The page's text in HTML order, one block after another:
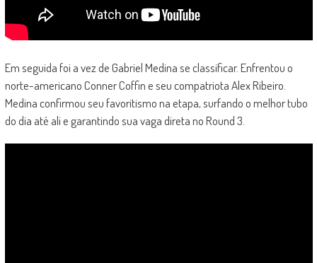
Em seguida foi a vez de Gabriel Medina se classificar. Enfrentou o
norte-americano Conner Coffin e seu compatriota Alex Ribeiro.
Medina confirmou seu favoritismo na etapa, surfando o melhor tubo
do dia até ali e garantindo sua vaga direta no Round 3.